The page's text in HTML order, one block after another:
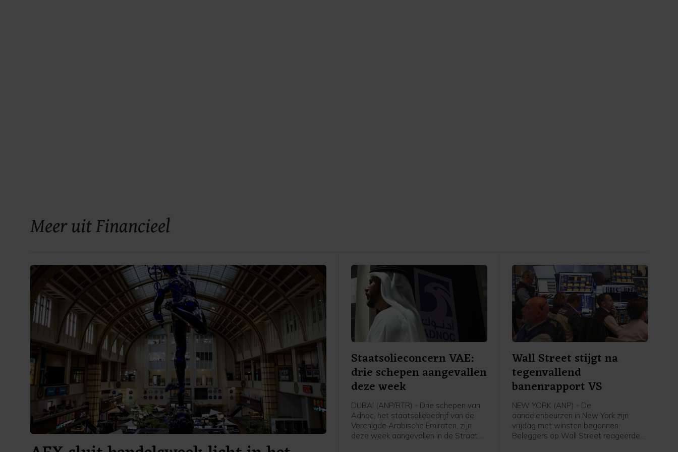
Meer uit Financieel
Staatsolieconcern VAE:
drie schepen aangevallen
deze week
DUBAI (ANP/RTR) - Drie schepen van
Adnoc, het staatsoliebedrijf van de
Verenigde Arabische Emiraten, zijn
deze week aangevallen in de Straat
Wall Street stijgt na
tegenvallend
banenrapport VS
NEW YORK (ANP) - De
aandelenbeurzen in New York zijn
vrijdag met winsten begonnen.
Beleggers op Wall Street reageerden